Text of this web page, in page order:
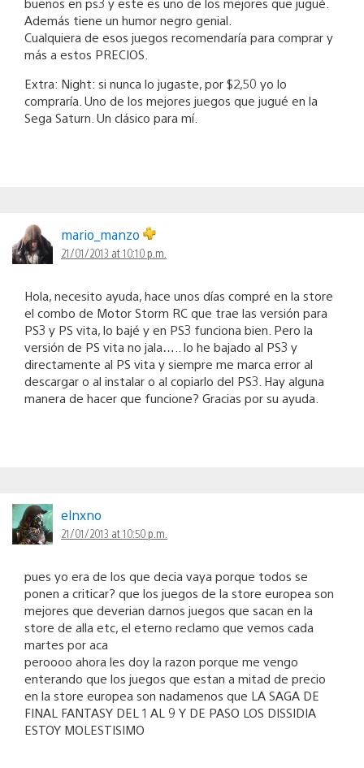
buenos en ps3 y este es uno de los mejores que jugué.
Además tiene un humor negro genial.
Cualquiera de esos juegos recomendaría para comprar y
más a estos PRECIOS.
Extra: Night: si nunca lo jugaste, por $2,50 yo lo
compraría. Uno de los mejores juegos que jugué en la
Sega Saturn. Un clásico para mí.
mario_manzo
21/01/2013 at 10:10 p.m.
Hola, necesito ayuda, hace unos días compré en la store
el combo de Motor Storm RC que trae las versión para
PS3 y PS vita, lo bajé y en PS3 funciona bien. Pero la
versión de PS vita no jala….. lo he bajado al PS3 y
directamente al PS vita y siempre me marca error al
descargar o al instalar o al copiarlo del PS3. Hay alguna
manera de hacer que funcione? Gracias por su ayuda.
elnxno
21/01/2013 at 10:50 p.m.
pues yo era de los que decia vaya porque todos se
ponen a criticar? que los juegos de la store europea son
mejores que deverian darnos juegos que sacan en la
store de alla etc, el eterno reclamo que vemos cada
martes por aca
peroooo ahora les doy la razon porque me vengo
enterando que los juegos que estan a mitad de precio
en la store europea son nadamenos que LA SAGA DE
FINAL FANTASY DEL 1 AL 9 Y DE PASO LOS DISSIDIA
ESTOY MOLESTISIMO